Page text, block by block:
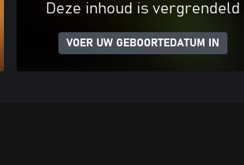
Deze inhoud is vergrendeld
VOER UW GEBOORTEDATUM IN